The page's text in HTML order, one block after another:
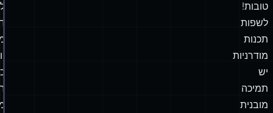
טובות!
לשפות
תכנות
מודרניות
יש
תמיכה
מובנית